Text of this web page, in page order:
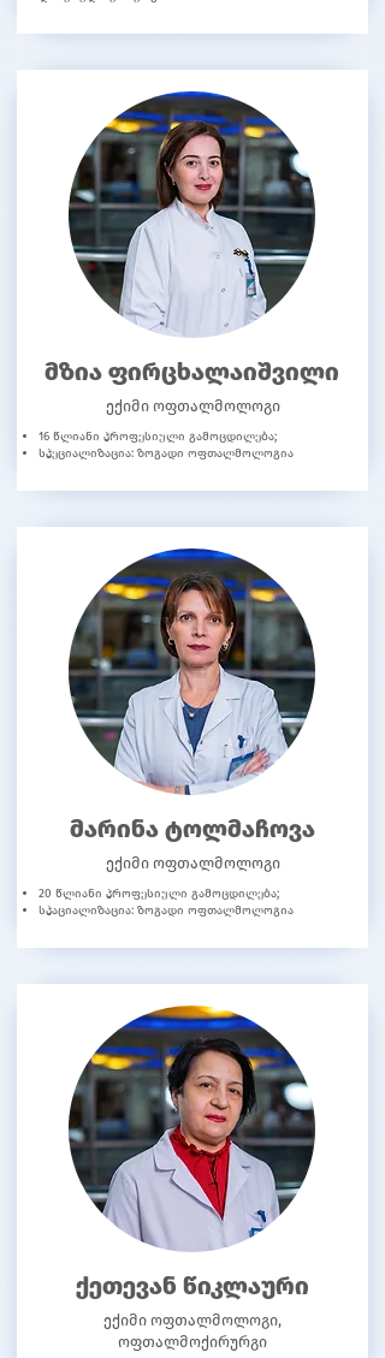
მზია ფირცხალაიშვილი
ექიმი ოფთალმოლოგი
16 წლიანი პროფესიული გამოცდილება;
სპეციალიზაცია: ზოგადი ოფთალმოლოგია
მარინა ტოლმაჩოვა
ექიმი ოფთალმოლოგი
20 წლიანი პროფესიული გამოცდილება;
სპაციალიზაცია: ზოგადი ოფთალმოლოგია
ქეთევან წიკლაური
ექიმი ოფთალმოლოგი,
ოფთალმოქირურგი